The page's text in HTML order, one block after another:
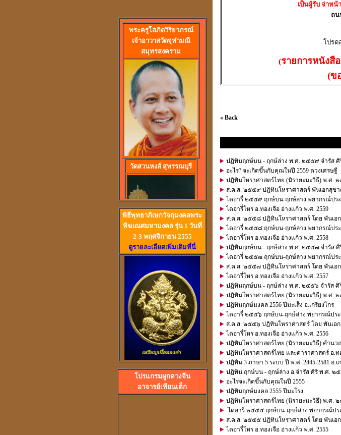
พระครูโสภิตวิริยาภรณ์
เจ้าอาวาสวัดจุฬามณี
สมุทรสงคราม
วัดสวนหงส์ สุพรรณบุรี
ลวงพ่อปลื้ม วัดสวนหงส
พระอาจารย์ปุ้ม วัดศาลาแดง
พิธีพุทธาภิเษกวัจถุมงคลพระ
พิฆเณศมหามงคล รุ่น 1 วันที่
2-3 พฤศจิกายน 2555
ดูรายละเอียดเพิ่มเติมที่นี่
โปรแกรมผูกดวงจีน
อาจารย์เทียนเต็ก
เป็นผู้รับ จ่าหน้
ถน
โปรด
(รายการหนังสื
(ข
« Back
ปฏิทินฤกษ์บน - ฤกษ์ล่าง พ.ศ. ๒๕๕๙ จำรัส ศิ
อะไร? จะเกิดขึ้นกับคุณในปี 2559 ดวงเศรษฐี
ปฎิทินโหราศาสตร์ไทย (นิรายะนะวิธี) พ.ศ.
ส.ค.ส. ๒๕๕๙ ปฎิทินโหราศาสตร์ พันเอกสุชา
ไดอารี่ ๒๕๕๙ ฤกษ์บน-ฤกษ์ล่าง พยากรณ์ปร
ไดอารี่โหร อ.ทองเจือ อ่างแก้ว พ.ศ. 2559
ส.ค.ส. ๒๕๕๘ ปฎิทินโหราศาสตร์ โดย พันเอ
ไดอารี่ ๒๕๕๘ ฤกษ์บน-ฤกษ์ล่าง พยากรณ์ปร
ไดอารี่โหร อ.ทองเจือ อ่างแก้ว พ.ศ. 2558
ปฏิทินฤกษ์บน - ฤกษ์ล่าง พ.ศ. ๒๕๕๗ จำรัส ศิ
ไดอารี่ ๒๕๕๗ ฤกษ์บน-ฤกษ์ล่าง พยากรณ์ปร
ส.ค.ส. ๒๕๕๗ ปฎิทินโหราศาสตร์ โดย พันเอ
ไดอารี่โหร อ.ทองเจือ อ่างแก้ว พ.ศ. 2557
ปฏิทินฤกษ์บน - ฤกษ์ล่าง พ.ศ. ๒๕๕๖ จำรัส ศิ
ปฎิทินโหราศาสตร์ไทย (นิรายะนะวิธี) พ.ศ.
ปฏิทินฤกษ์มงคล 2556 ปีมะเส็ง อ.เกรียงไกร
ไดอารี่ ๒๕๕๖ ฤกษ์บน-ฤกษ์ล่าง พยากรณ์ปร
ส.ค.ส. ๒๕๕๖ ปฎิทินโหราศาสตร์ โดย พันเอก
ไดอารี่โหร อ.ทองเจือ อ่างแก้ว พ.ศ. 2556
ปฎิทินโหราศาสตร์ไทย (นิรายะนะวิธี) คำน
ปฎิทินโหราศาสตร์ไทย และดาราศาสตร์ อ.ท
ปฏิทิน 3 ภาษา 5 ระบบ ปี พ.ศ. 2445-2581 อ.
ปฏิทิน ฤกษ์บน - ฤกษ์ล่าง อ.จำรัส ศิริ พ.ศ. ๒
อะไรจะเกิดขึ้นกับคุณในปี 2555
ปฎิทินฤกษ์มงคล 2555 ปีมะโรง
ปฎิทินโหราศาสตร์ไทย (นิรายะนะวิธี) พ.ศ.
ไดอารี่ ๒๕๕๕ ฤกษ์บน-ฤกษ์ล่าง พยากรณ์ปร
ส.ค.ส. ๒๕๕๕ ปฎิทินโหราศาสตร์ โดย พันเอ
ไดอารี่โหร อ.ทองเจือ อ่างแก้ว พ.ศ. 2555